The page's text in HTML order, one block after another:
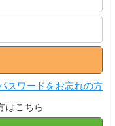
スワードをお忘れの方
はこちら